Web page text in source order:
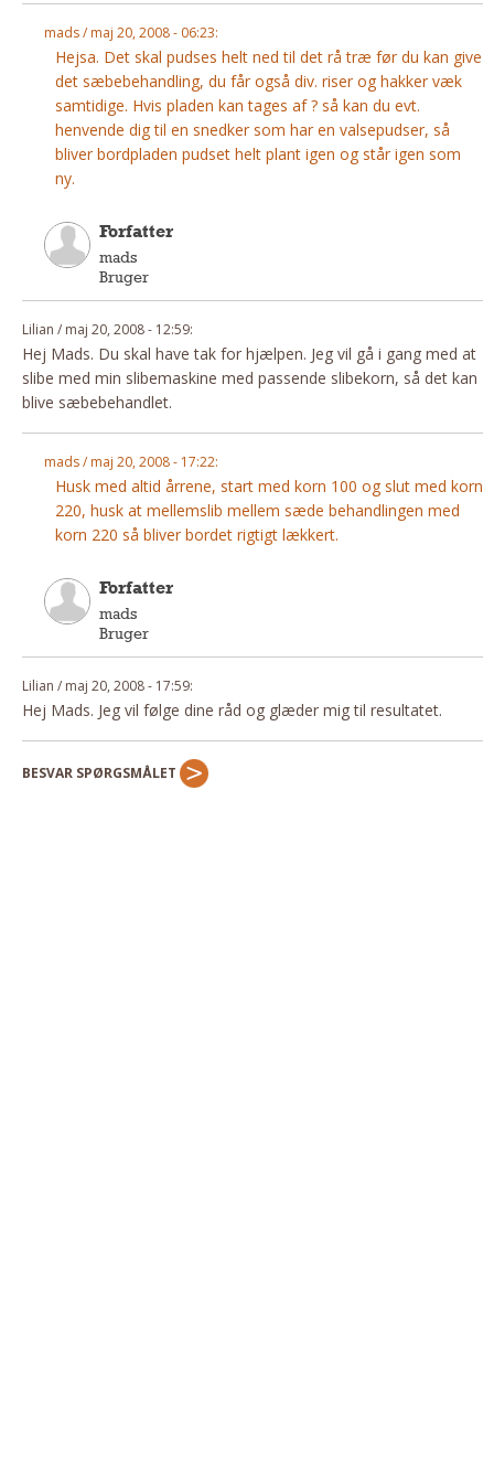
RENGØRING
Rengøring Af Overflader
Pletleksikon
mads / maj 20, 2008 - 06:23:
Hejsa. Det skal pudses helt ned til det rå træ før du kan give
det sæbebehandling, du får også div. riser og hakker væk
samtidige. Hvis pladen kan tages af ? så kan du evt.
henvende dig til en snedker som har en valsepudser, så
bliver bordpladen pudset helt plant igen og står igen som
ny.
Forfatter
mads
Bruger
Lilian / maj 20, 2008 - 12:59:
Hej Mads. Du skal have tak for hjælpen. Jeg vil gå i gang med at
slibe med min slibemaskine med passende slibekorn, så det kan
blive sæbebehandlet.
mads / maj 20, 2008 - 17:22:
Husk med altid årrene, start med korn 100 og slut med korn
220, husk at mellemslib mellem sæde behandlingen med
korn 220 så bliver bordet rigtigt lækkert.
Forfatter
mads
Bruger
Lilian / maj 20, 2008 - 17:59:
Hej Mads. Jeg vil følge dine råd og glæder mig til resultatet.
BESVAR SPØRGSMÅLET